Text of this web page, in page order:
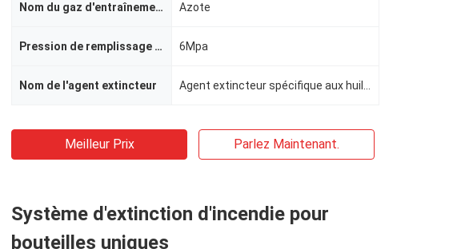
Nom du gaz d'entraînement Azote
Pression de remplissage de la bouteille de conduite 6Mpa
Nom de l'agent extincteur
Meilleur Prix Parlez Maintenant.
Système d'extinction d'incendie pour
bouteilles uniques